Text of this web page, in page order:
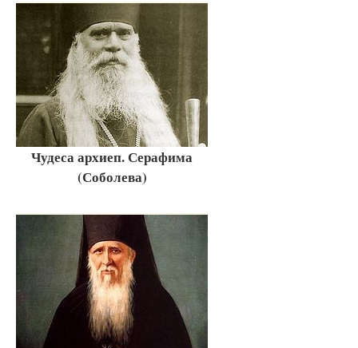
Чудеса архиеп. Серафима
(Соболева)